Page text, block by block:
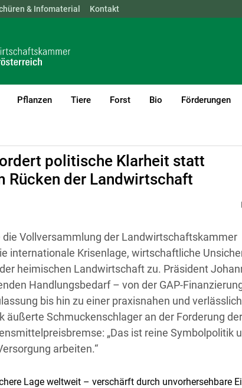
BGLD KTN NÖ OÖ SBG
& Infomaterial Kontakt
Pflanzen Tiere Forst Bio Förderungen
politische Klarheit statt
Rücken der Landwirtschaft
Vollversammlung der Landwirtschaftskammer
internationale Krisenlage, wirtschaftliche
heimischen Landwirtschaft zu. Präsident
Handlungsbedarf – von der GAP-
bis hin zu einer praxisnahen und
äußerte Schmuckenschlager an der Forderung der
„Das ist reine Symbolpolitik
arbeiten.“
Lage weltweit – verschärft durch unvorhersehbare